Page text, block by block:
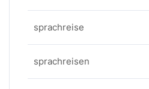
sprachreise
sprachreisen